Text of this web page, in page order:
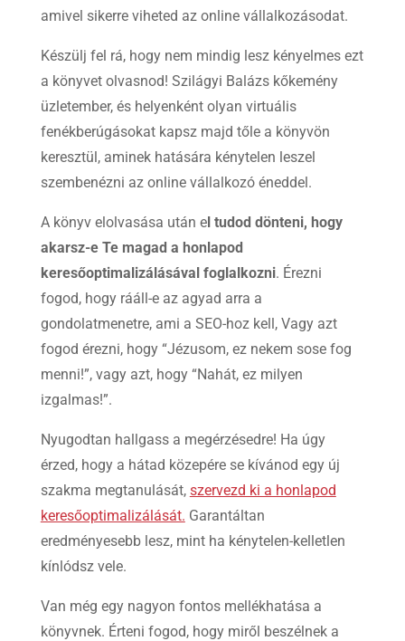
amivel sikerre viheted az online vállalkozásodat.
Készülj fel rá, hogy nem mindig lesz kényelmes ezt
a könyvet olvasnod! Szilágyi Balázs kőkemény
üzletember, és helyenként olyan virtuális
fenékberúgásokat kapsz majd tőle a könyvön
keresztül, aminek hatására kénytelen leszel
szembenézni az online vállalkozó éneddel.
A könyv elolvasása után el tudod dönteni, hogy
akarsz-e Te magad a honlapod
keresőoptimalizálásával foglalkozni. Érezni
fogod, hogy rááll-e az agyad arra a
gondolatmenetre, ami a SEO-hoz kell, Vagy azt
fogod érezni, hogy “Jézusom, ez nekem sose fog
menni!”, vagy azt, hogy “Nahát, ez milyen
izgalmas!”.
Nyugodtan hallgass a megérzésedre! Ha úgy
érzed, hogy a hátad közepére se kívánod egy új
szakma megtanulását, szervezd ki a honlapod
keresőoptimalizálását. Garantáltan
eredményesebb lesz, mint ha kénytelen-kelletlen
kínlódsz vele.
Van még egy nagyon fontos mellékhatása a
könyvnek. Érteni fogod, hogy miről beszélnek a